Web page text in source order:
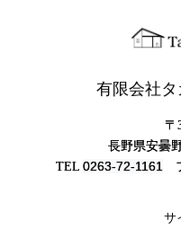
有限会社
〒
長野県安曇
TEL 0263-72-1161
サ